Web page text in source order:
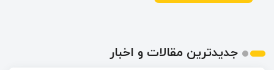
جدیدترین مقالات و اخبار